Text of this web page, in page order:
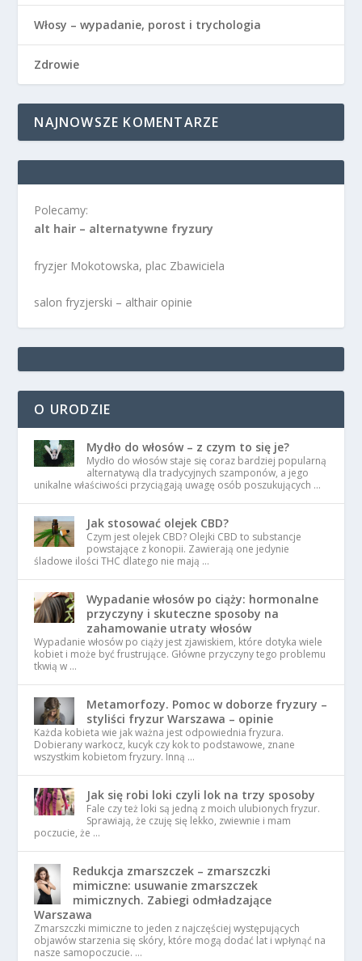
Włosy – wypadanie, porost i trychologia
Zdrowie
NAJNOWSZE KOMENTARZE
Polecamy:
alt hair – alternatywne fryzury
fryzjer Mokotowska, plac Zbawiciela
salon fryzjerski – althair opinie
O URODZIE
Mydło do włosów – z czym to się je?
Mydło do włosów staje się coraz bardziej popularną
alternatywą dla tradycyjnych szamponów, a jego
unikalne właściwości przyciągają uwagę osób poszukujących …
Jak stosować olejek CBD?
Czym jest olejek CBD? Olejki CBD to substancje
powstające z konopii. Zawierają one jedynie
śladowe ilości THC dlatego nie mają …
Wypadanie włosów po ciąży: hormonalne
przyczyny i skuteczne sposoby na
zahamowanie utraty włosów
Wypadanie włosów po ciąży jest zjawiskiem, które dotyka wiele
kobiet i może być frustrujące. Główne przyczyny tego problemu
tkwią w …
Metamorfozy. Pomoc w doborze fryzury –
styliści fryzur Warszawa – opinie
Każda kobieta wie jak ważna jest odpowiednia fryzura.
Dobierany warkocz, kucyk czy kok to podstawowe, znane
wszystkim kobietom fryzury. Inną …
Jak się robi loki czyli lok na trzy sposoby
Fale czy też loki są jedną z moich ulubionych fryzur.
Sprawiają, że czuję się lekko, zwiewnie i mam
poczucie, że …
Redukcja zmarszczek – zmarszczki
mimiczne: usuwanie zmarszczek
mimicznych. Zabiegi odmładzające
Warszawa
Zmarszczki mimiczne to jeden z najczęściej występujących
objawów starzenia się skóry, które mogą dodać lat i wpłynąć na
nasze samopoczucie. …